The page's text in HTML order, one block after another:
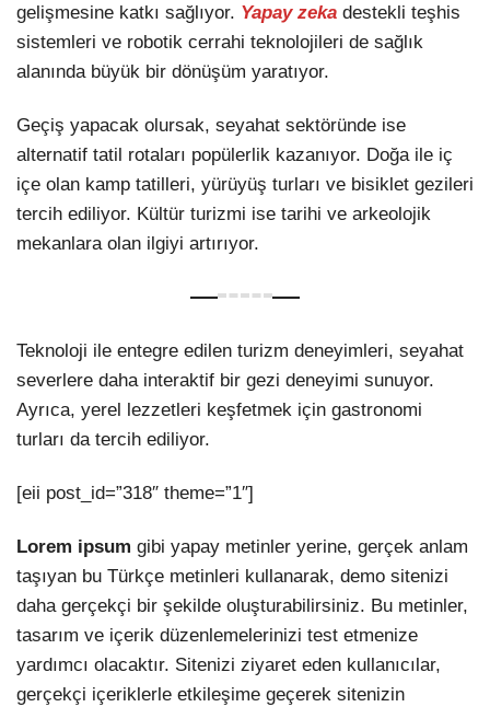
gelişmesine katkı sağlıyor. Yapay zeka destekli teşhis
sistemleri ve robotik cerrahi teknolojileri de sağlık
alanında büyük bir dönüşüm yaratıyor.
Geçiş yapacak olursak, seyahat sektöründe ise
alternatif tatil rotaları popülerlik kazanıyor. Doğa ile iç
içe olan kamp tatilleri, yürüyüş turları ve bisiklet gezileri
tercih ediliyor. Kültür turizmi ise tarihi ve arkeolojik
mekanlara olan ilgiyi artırıyor.
Teknoloji ile entegre edilen turizm deneyimleri, seyahat
severlere daha interaktif bir gezi deneyimi sunuyor.
Ayrıca, yerel lezzetleri keşfetmek için gastronomi
turları da tercih ediliyor.
[eii post_id=”318″ theme=”1″]
Lorem ipsum gibi yapay metinler yerine, gerçek anlam
taşıyan bu Türkçe metinleri kullanarak, demo sitenizi
daha gerçekçi bir şekilde oluşturabilirsiniz. Bu metinler,
tasarım ve içerik düzenlemelerinizi test etmenize
yardımcı olacaktır. Sitenizi ziyaret eden kullanıcılar,
gerçekçi içeriklerle etkileşime geçerek sitenizin